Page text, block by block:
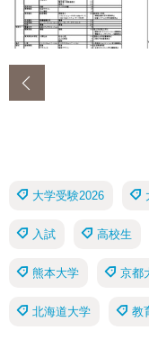
大学受験2026
入試 高校生
熊本大学 京都
北海道大学 教